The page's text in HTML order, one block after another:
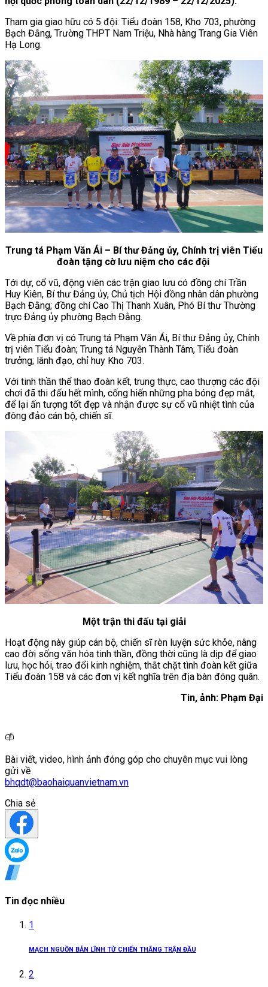
Tham gia giao hữu có 5 đội: Tiểu đoàn 158, Kho 703, phường
Bạch Đằng, Trường THPT Nam Triệu, Nhà hàng Trang Gia Viên
Hạ Long.
Trung tá Phạm Văn Ái – Bí thư Đảng ủy, Chính trị viên Tiểu
đoàn tặng cờ lưu niệm cho các đội
Tới dự, cổ vũ, động viên các trận giao lưu có đồng chí Trần
Huy Kiên, Bí thư Đảng ủy, Chủ tịch Hội đồng nhân dân phường
Bạch Đằng; đồng chí Cao Thị Thanh Xuân, Phó Bí thư Thường
trực Đảng ủy phường Bạch Đằng.
Về phía đơn vị có Trung tá Phạm Văn Ái, Bí thư Đảng ủy, Chính
trị viên Tiểu đoàn; Trung tá Nguyễn Thành Tâm, Tiểu đoàn
trưởng; lãnh đạo, chỉ huy Kho 703.
Với tinh thần thể thao đoàn kết, trung thực, cao thượng các đội
chơi đã thi đấu hết mình, cống hiến những pha bóng đẹp mắt,
để lại ấn tượng tốt đẹp và nhận được sự cổ vũ nhiệt tình của
đông đảo cán bộ, chiến sĩ.
Một trận thi đấu tại giải
Hoạt động này giúp cán bộ, chiến sĩ rèn luyện sức khỏe, nâng
cao đời sống văn hóa tinh thần, đồng thời cũng là dịp để giao
lưu, học hỏi, trao đổi kinh nghiệm, thắt chặt tình đoàn kết giữa
Tiểu đoàn 158 và các đơn vị kết nghĩa trên địa bàn đóng quân.
Tin, ảnh: Phạm Đại
Bài viết, video, hình ảnh đóng góp cho chuyên mục vui lòng
gửi về
bhqdt@baohaiquanvietnam.vn
Chia sẻ
Tin đọc nhiều
1
MẠCH NGUỒN BẢN LĨNH TỪ CHIẾN THẮNG TRẬN ĐẦU
2